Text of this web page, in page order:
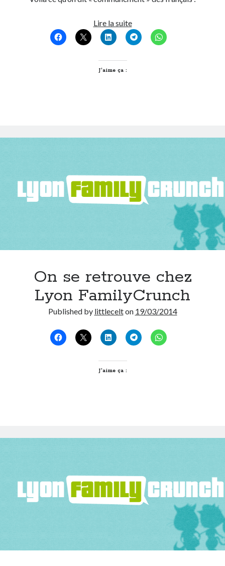
Lire la suiteDans
ma
France,
J’aime ça :
On se retrouve chez
Lyon FamilyCrunch
Published by littlecelton 19/03/2014
J’aime ça :